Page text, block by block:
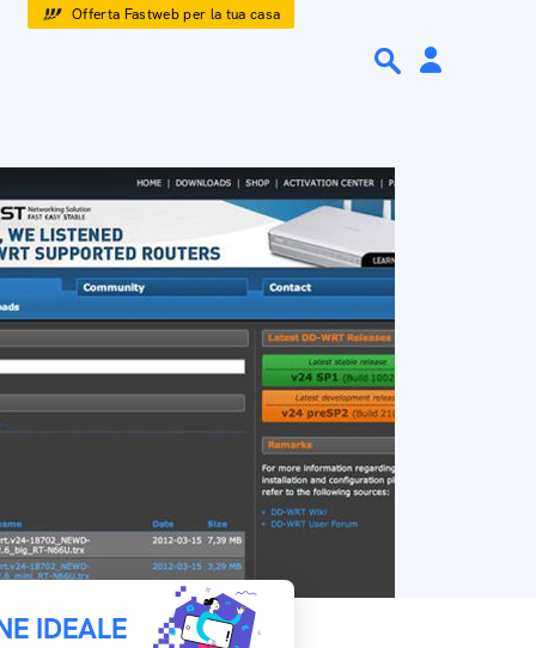
Offerta Fastweb per la tua casa
IDEALE